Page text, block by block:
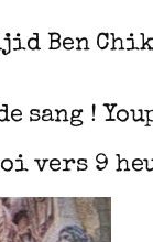
Ben
sang !
vers 9